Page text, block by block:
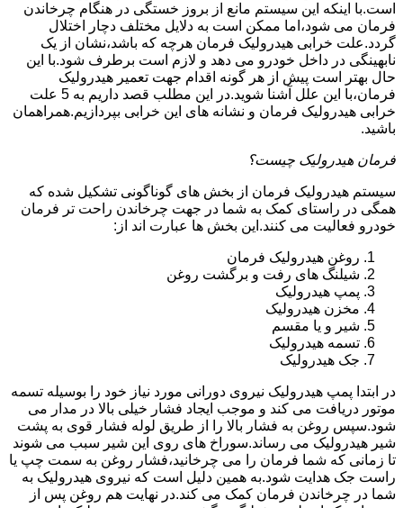
است.با اینکه این سیستم مانع از بروز خستگی در هنگام چرخاندن
فرمان می شود،اما ممکن است به دلایل مختلف دچار اختلال
گردد.علت خرابی هیدرولیک فرمان هرچه که باشد،نشان از یک
نابهینگی در داخل خودرو می دهد و لازم است برطرف شود.با این
حال بهتر است پیش از هر گونه اقدام جهت تعمیر هیدرولیک
فرمان،با این علل آشنا شوید.در این مطلب قصد داریم به 5 علت
خرابی هیدرولیک فرمان و نشانه های این خرابی بپردازیم.همراهمان
باشید.
فرمان هیدرولیک چیست؟
سیستم هیدرولیک فرمان از بخش های گوناگونی تشکیل شده که
همگی در راستای کمک به شما در جهت چرخاندن راحت تر فرمان
خودرو فعالیت می کنند.این بخش ها عبارت اند از:
روغن هیدرولیک فرمان
شیلنگ های رفت و برگشت روغن
پمپ هیدرولیک
مخزن هیدرولیک
شیر و یا مقسم
تسمه هیدرولیک
جک هیدرولیک
در ابتدا پمپ هیدرولیک نیروی دورانی مورد نیاز خود را بوسیله تسمه
موتور دریافت می کند و موجب ایجاد فشار خیلی بالا در مدار می
شود.سپس روغن به فشار بالا را از طریق لوله فشار قوی به پشت
شیر هیدرولیک می رساند.سوراخ های روی این شیر سبب می شوند
تا زمانی که شما فرمان را می چرخانید،فشار روغن به سمت چپ یا
راست جک هدایت شود.به همین دلیل است که نیروی هیدرولیک به
شما در چرخاندن فرمان کمک می کند.در نهایت هم روغن پس از